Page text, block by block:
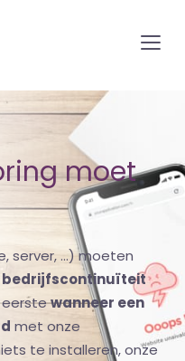
moet
server, ...) moeten
bedrijfscontinuïteit
eerstewanneer een
met onze
te installeren, onze